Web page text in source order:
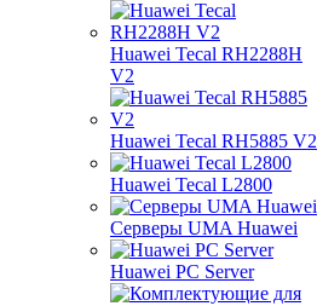
Huawei Tecal RH2288H
V2
Huawei Tecal RH5885 V2
Huawei Tecal L2800
Серверы UMA Huawei
Huawei PC Server